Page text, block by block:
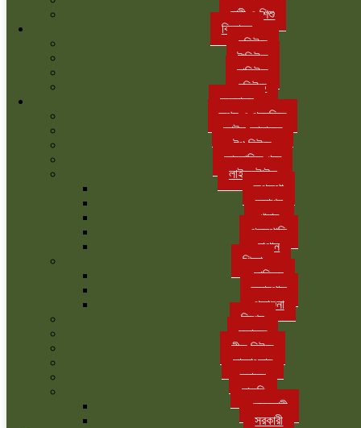
নারী ও শিশু
বিনোদন
হলিউড
টালিউড
ঢালিউড
বলিউড
অন্যান্য
তথ্য ও প্রযুক্তি
আইন-আদালত
টপ নিউজ
আলোচিত খবর
লাইফস্টাইল
রূপকথা
ফ্যাশন
খাবার
গৃহস্থালি
বাগান
শিক্ষা
সাহিত্য
ক্যাম্পাস
পড়াশুনা
বিশেষ
মতামত
লীড নিউজ
সাক্ষাৎকার
স্বাস্থ্য
চাকরি
বেসরকারী
সরকারী